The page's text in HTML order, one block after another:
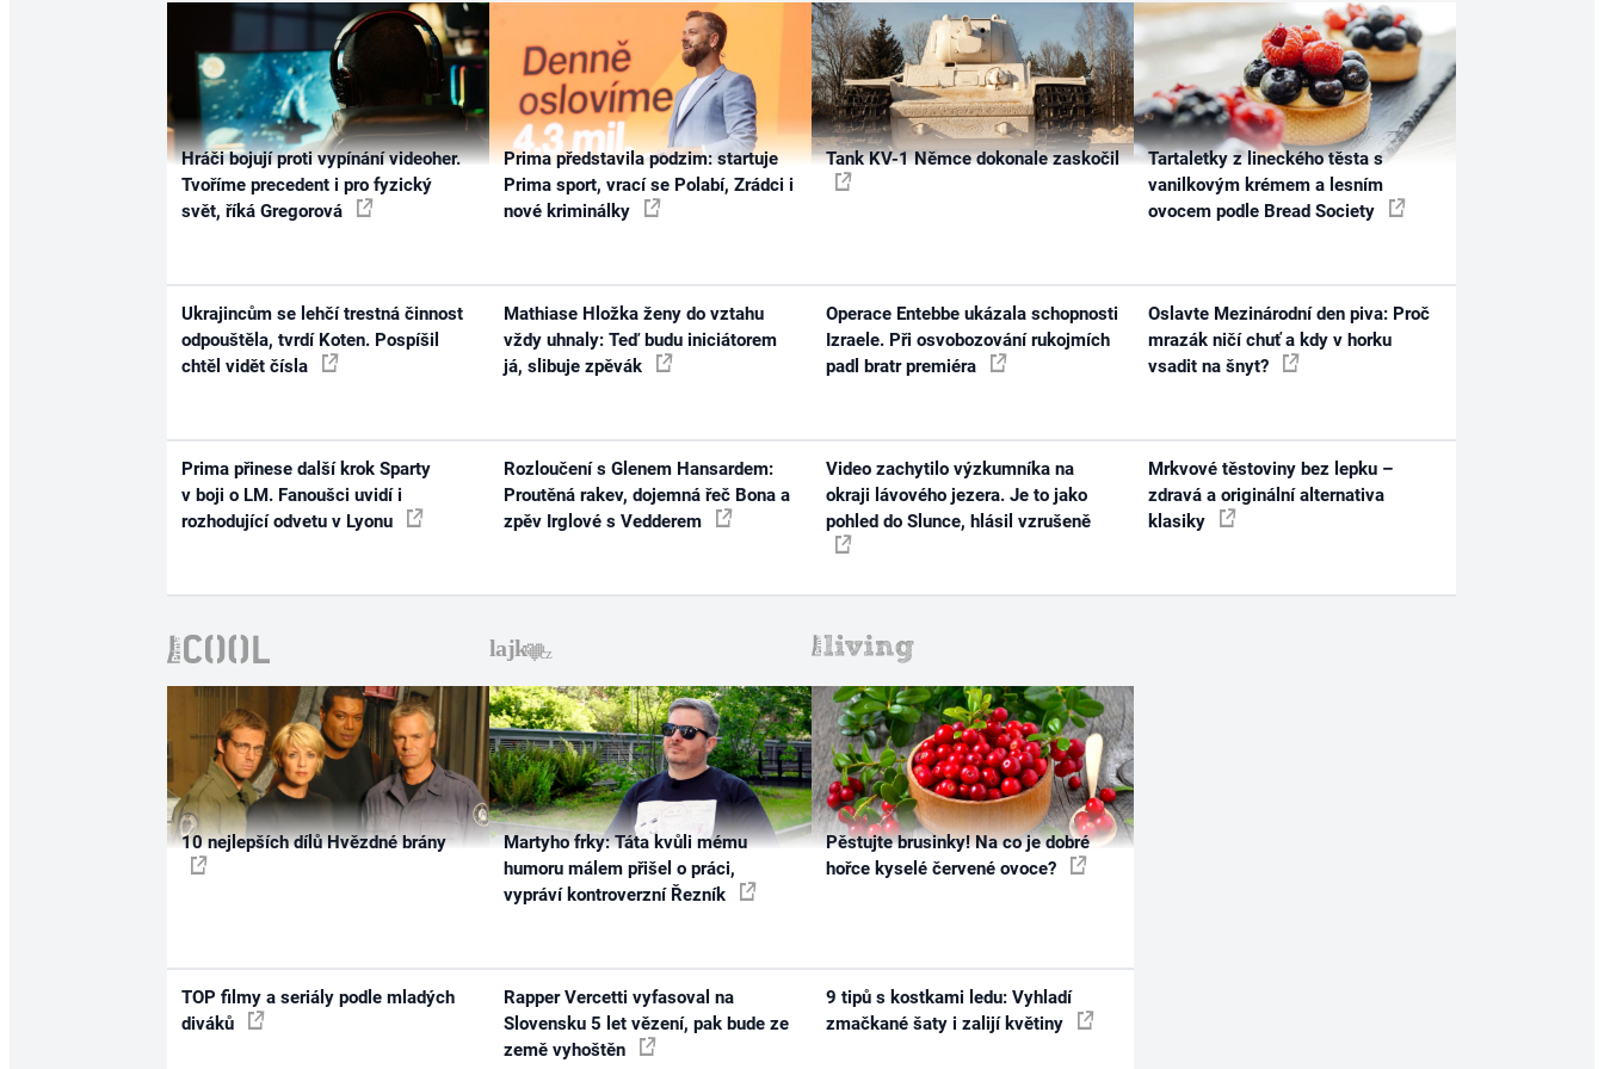
Hráči bojují proti vypínání videoher.
Tvoříme precedent i pro fyzický
svět, říká Gregorová
Ukrajincům se lehčí trestná činnost
odpouštěla, tvrdí Koten. Pospíšil
chtěl vidět čísla
Prima přinese další krok Sparty
v boji o LM. Fanoušci uvidí i
rozhodující odvetu v Lyonu
Prima představila podzim: startuje
Prima sport, vrací se Polabí, Zrádci i
nové kriminálky
Mathiase Hložka ženy do vztahu
vždy uhnaly: Teď budu iniciátorem
já, slibuje zpěvák
Rozloučení s Glenem Hansardem:
Proutěná rakev, dojemná řeč Bona a
zpěv Irglové s Vedderem
Tank KV-1 Němce dokonale zaskočil
Operace Entebbe ukázala schopnosti
Izraele. Při osvobozování rukojmích
padl bratr premiéra
Video zachytilo výzkumníka na
okraji lávového jezera. Je to jako
pohled do Slunce, hlásil vzrušeně
Tartaletky z lineckého těsta s
vanilkovým krémem a lesním
ovocem podle Bread Society
Oslavte Mezinárodní den piva: Proč
mrazák ničí chuť a kdy v horku
vsadit na šnyt?
Mrkvové těstoviny bez lepku –
zdravá a originální alternativa
klasiky
10 nejlepších dílů Hvězdné brány
TOP filmy a seriály podle mladých
diváků
Martyho frky: Táta kvůli mému
humoru málem přišel o práci,
vypráví kontroverzní Řezník
Rapper Vercetti vyfasoval na
Slovensku 5 let vězení, pak bude ze
země vyhoštěn
Pěstujte brusinky! Na co je dobré
hořce kyselé červené ovoce?
9 tipů s kostkami ledu: Vyhladí
zmačkané šaty i zalijí květiny